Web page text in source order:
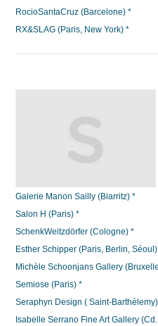
RocioSantaCruz (Barcelone) *
RX&SLAG (Paris, New York) *
Galerie Manon Sailly (Biarritz) *
Salon H (Paris) *
SchenkWeitzdörfer (Cologne) *
Esther Schipper (Paris, Berlin,
Michèle Schoonjans Gallery
Semiose (Paris) *
Seraphyn Design ( Saint-
Isabelle Serrano Fine Art Gallery